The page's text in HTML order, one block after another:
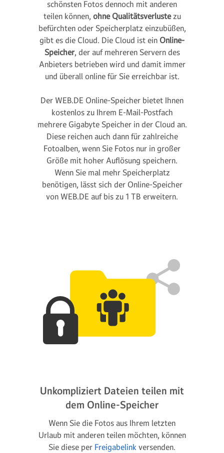
schönsten Fotos dennoch mit anderen
teilen können, ohne Qualitätsverlustezu
befürchten oder Speicherplatz einzubüßen,
gibt es die Cloud. Die Cloud ist ein Online-
Speicher, der auf mehreren Servern des
Anbieters betrieben wird und damit immer
und überall online für Sie erreichbar ist.
Der WEB.DE Online-Speicher bietet Ihnen
kostenlos zu Ihrem E-Mail-Postfach
mehrere Gigabyte Speicher in der Cloud an.
Diese reichen auch dann für zahlreiche
Fotoalben, wenn Sie Fotos nur in großer
Größe mit hoher Auflösung speichern.
Wenn Sie mal mehr Speicherplatz
benötigen, lässt sich der Online-Speicher
von WEB.DE auf bis zu 1 TB erweitern.
Unkompliziert Dateien teilen mit
dem Online-Speicher
Wenn Sie die Fotos aus Ihrem letzten
Urlaub mit anderen teilen möchten, können
Sie diese per Freigabelink versenden.